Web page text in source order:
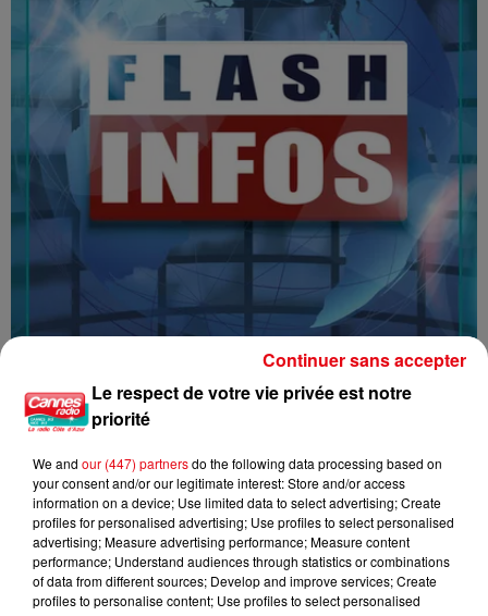
16/07/26 : LES INFORMATIONS
Le respect de votre vie privée est notre
priorité
We and our (447) partnersdo the following data processing based on
your consent and/or our legitimate interest: Store and/or access
information on a device; Use limited data to select advertising; Create
profiles for personalised advertising; Use profiles to select personalised
advertising; Measure advertising performance; Measure content
performance; Understand audiences through statistics or combinations
of data from different sources; Develop and improve services; Create
profiles to personalise content; Use profiles to select personalised
Continuer sans accepter